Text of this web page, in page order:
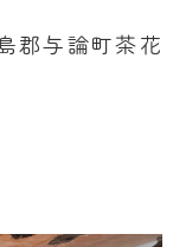
郡与論町茶花